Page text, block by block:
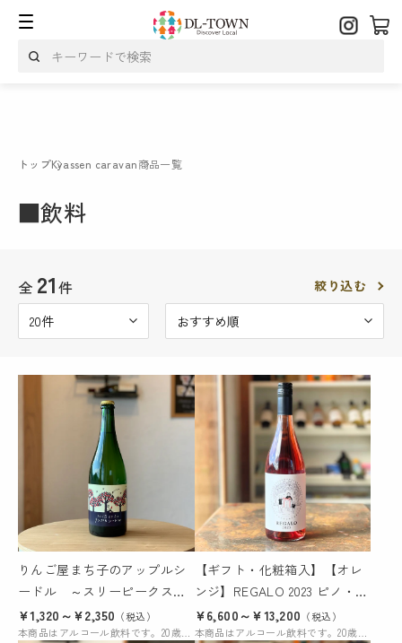
トップKyassen caravan商品一覧
■飲料
全 21件 絞り込む
りんご屋まち子のアップルシ
ードル ～スリーピークスの
フラッグシップ～
¥1,320～¥2,350 （税込）
【ギフト・化粧箱入】【オレ
ンジ】REGALO 2023 ピノ・グ
リ（750ml）
¥6,600～¥13,200 （税込）